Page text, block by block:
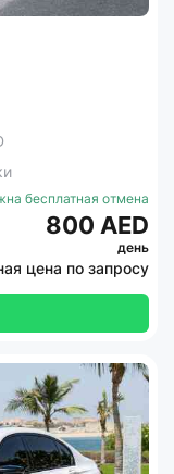
бесплатная отмена
800 AED
день
цена по запросу